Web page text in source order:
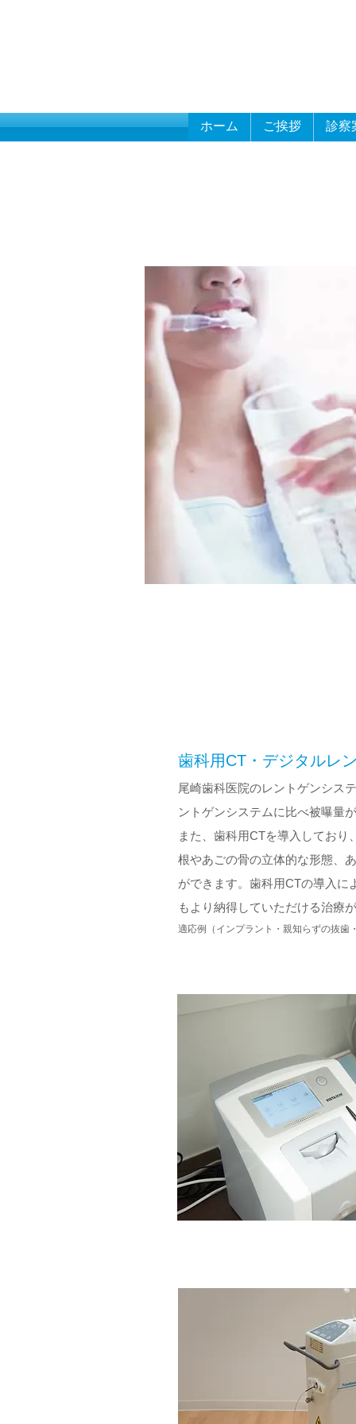
ホーム ご挨拶 診察
歯科用CT・デジタルレ
尾崎歯科医院のレントゲンシス
ントゲンシステムに比べ被曝量
また、歯科用CTを導入してお
根やあごの骨の立体的な形態、
ができます。歯科用CTの導入に
もより納得していただける治療
適応例（インプラント・親知らずの抜歯